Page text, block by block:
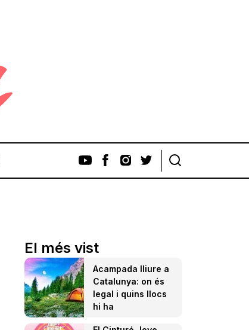
El més vist
Acampada lliure a
Catalunya: on és
legal i quins llocs
hi ha